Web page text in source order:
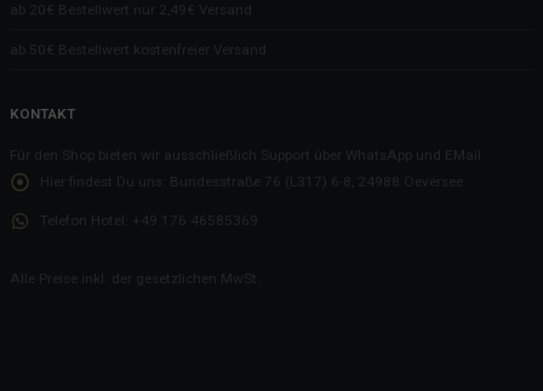
ab 20€ Bestellwert nur 2,49€ Versand
ab 50€ Bestellwert kostenfreier Versand
KONTAKT
Für den Shop bieten wir ausschließlich Support über WhatsApp und EMail
Hier findest Du uns:
Bundesstraße 76 (L317) 6-8, 24988 Oeversee
Telefon Hotel: +49 176 46585369
Alle Preise inkl. der gesetzlichen MwSt.